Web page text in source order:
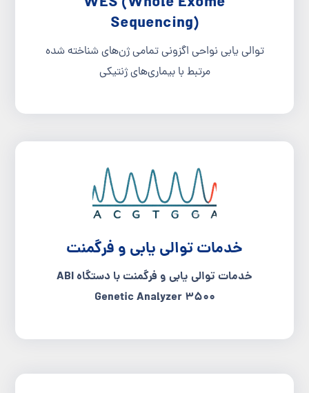
Sequencing)
توالی یابی نواحی اگزونی تمامی ژن­‌های شناخته شده
مرتبط با بیماری­‌های ژنتیکی
خدمات توالی یابی و فرگمنت
خدمات توالی یابی و فرگمنت با دستگاهABI
Genetic Analyzer 3500